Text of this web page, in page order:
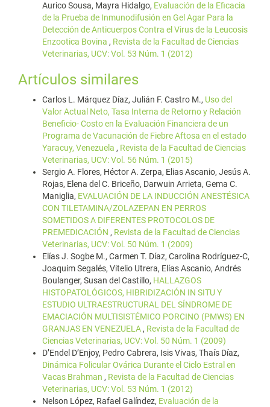
Aurico Sousa, Mayra Hidalgo, Evaluación de la Eficacia
de la Prueba de Inmunodifusión en Gel Agar Para la
Detección de Anticuerpos Contra el Virus de la Leucosis
Enzootica Bovina , Revista de la Facultad de Ciencias
Veterinarias, UCV: Vol. 53 Núm. 1 (2012)
Artículos similares
Carlos L. Márquez Díaz, Julián F. Castro M., Uso del
Valor Actual Neto, Tasa Interna de Retorno y Relación
Beneficio- Costo en la Evaluación Financiera de un
Programa de Vacunación de Fiebre Aftosa en el estado
Yaracuy, Venezuela , Revista de la Facultad de Ciencias
Veterinarias, UCV: Vol. 56 Núm. 1 (2015)
Sergio A. Flores, Héctor A. Zerpa, Elias Ascanio, Jesús A.
Rojas, Elena del C. Briceño, Darwuin Arrieta, Gema C.
Maniglia, EVALUACIÓN DE LA INDUCCIÓN ANESTÉSICA
CON TILETAMINA/ZOLAZEPAN EN PERROS
SOMETIDOS A DIFERENTES PROTOCOLOS DE
PREMEDICACIÓN , Revista de la Facultad de Ciencias
Veterinarias, UCV: Vol. 50 Núm. 1 (2009)
Elías J. Sogbe M., Carmen T. Díaz, Carolina Rodríguez-C,
Joaquim Segalés, Vitelio Utrera, Elías Ascanio, Andrés
Boulanger, Susan del Castillo, HALLAZGOS
HISTOPATOLÓGICOS, HIBRIDIZACIÓN IN SITU Y
ESTUDIO ULTRAESTRUCTURAL DEL SÍNDROME DE
EMACIACIÓN MULTISISTÉMICO PORCINO (PMWS) EN
GRANJAS EN VENEZUELA, Revista de la Facultad de
Ciencias Veterinarias, UCV: Vol. 50 Núm. 1 (2009)
D’Endel D’Enjoy, Pedro Cabrera, Isis Vivas, Thaís Díaz,
Dinámica Folicular Ovárica Durante el Ciclo Estral en
Vacas Brahman , Revista de la Facultad de Ciencias
Veterinarias, UCV: Vol. 53 Núm. 1 (2012)
Nelson López, Rafael Galíndez, Evaluación de la